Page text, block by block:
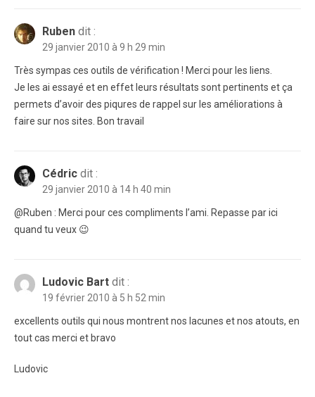
Ruben dit :
29 janvier 2010 à 9 h 29 min
Très sympas ces outils de vérification ! Merci pour les liens.
Je les ai essayé et en effet leurs résultats sont pertinents et ça
permets d’avoir des piqures de rappel sur les améliorations à
faire sur nos sites. Bon travail
Cédric dit :
29 janvier 2010 à 14 h 40 min
@Ruben : Merci pour ces compliments l’ami. Repasse par ici
quand tu veux 😉
Ludovic Bart dit :
19 février 2010 à 5 h 52 min
excellents outils qui nous montrent nos lacunes et nos atouts, en
tout cas merci et bravo
Ludovic